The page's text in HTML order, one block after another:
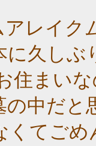
アレイク
に久し
住まい
の中だと
くてごめ